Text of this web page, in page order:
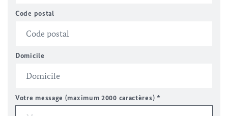
Code postal
Domicile
Votre message (maximum 2000 caractères) *